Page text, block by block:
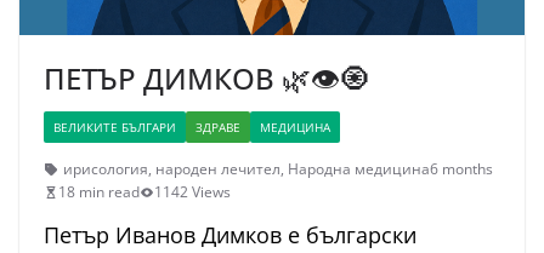
ПЕТЪР ДИМКОВ 🌿👁️🧿
ВЕЛИКИТЕ БЪЛГАРИ ЗДРАВЕ МЕДИЦИНА
ирисология, народен лечител, Народна медицина6 months
18 min read
1142 Views
Петър Иванов Димков е български